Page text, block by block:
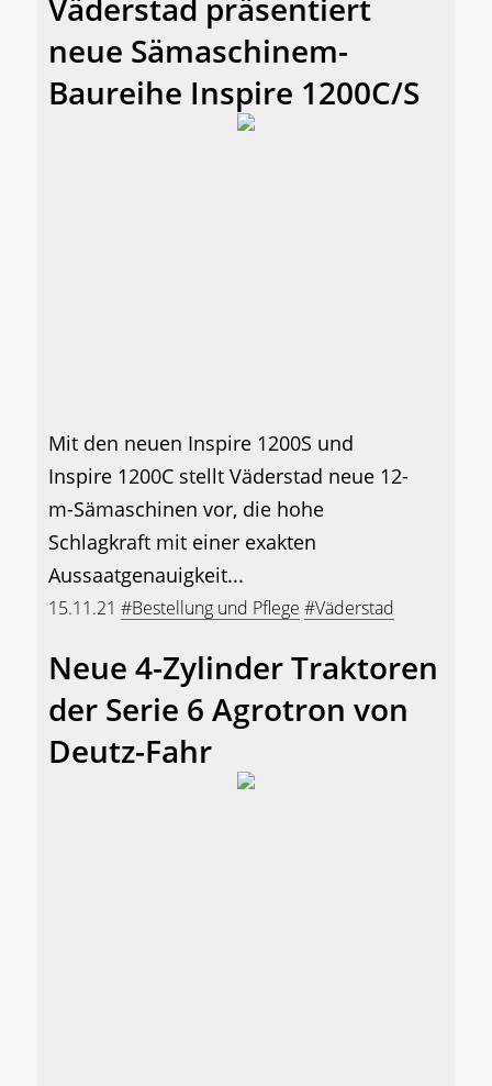
Väderstad präsentiert
neue Sämaschinem-
Baureihe Inspire 1200C/S
Mit den neuen Inspire 1200S und
Inspire 1200C stellt Väderstad neue 12-
m-Sämaschinen vor, die hohe
Schlagkraft mit einer exakten
Aussaatgenauigkeit...
15.11.21 #Bestellung und Pflege #Väderstad
Neue 4-Zylinder Traktoren
der Serie 6 Agrotron von
Deutz-Fahr